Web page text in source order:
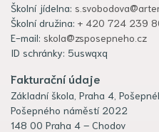
Školní jídelna:
Školní družina: + 420 724 239
E-mail: skola@zsposepneho.cz
ID schránky: 5uswqxq
Fakturační údaje
Základní škola, Praha 4,
Pošepného náměstí 2022
148 00 Praha 4 – Chodov